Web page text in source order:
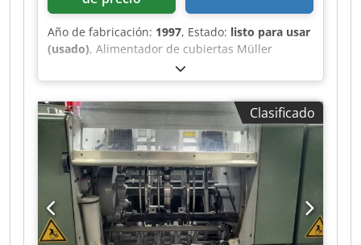
Año de fabricación: 1997, Estado: listo para usar
(usado), Alimentador de cubiertas Müller
Martini 1528, año de fabricación 1997
Crjdpfjwvmqbex Ag Esf
Clasificado